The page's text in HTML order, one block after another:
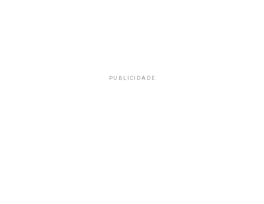
PUBLICIDADE